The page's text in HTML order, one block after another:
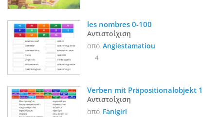
les nombres 0-100
Αντιστοίχιση
από Angiestamatiou
4
Verben mit Präpositionalobjekt 1
Αντιστοίχιση
από Fanigirl